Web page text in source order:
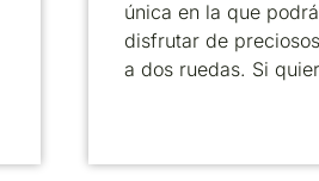
única en la que
disfrutar de
a dos ruedas. Si